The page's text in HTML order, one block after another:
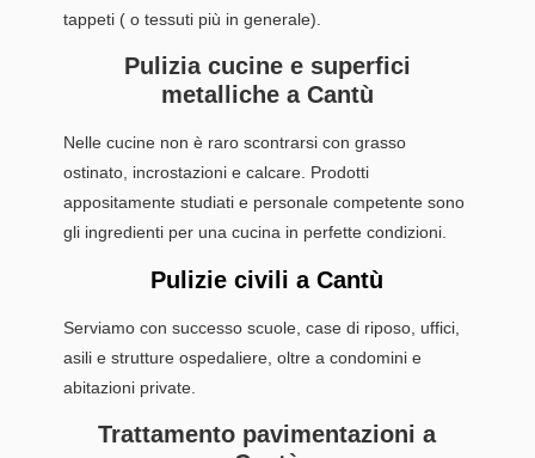
tappeti ( o tessuti più in generale).
Pulizia cucine e superfici
metalliche a Cantù
Nelle cucine non è raro scontrarsi con grasso
ostinato, incrostazioni e calcare. Prodotti
appositamente studiati e personale competente sono
gli ingredienti per una cucina in perfette condizioni.
Pulizie civili a Cantù
Serviamo con successo scuole, case di riposo, uffici,
asili e strutture ospedaliere, oltre a condomini e
abitazioni private.
Trattamento pavimentazioni a